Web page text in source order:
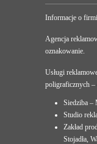
Informacje o
Agencja
oznakowanie.
Usługi
poligraficznych –
Siedziba –
Studio
Zakład
Stojadła,